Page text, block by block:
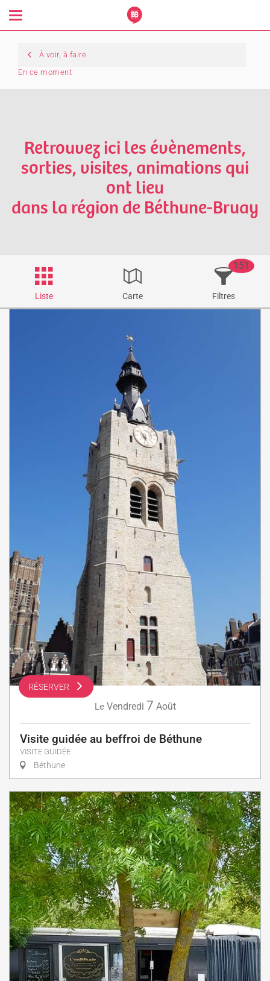
Toggle
À voir, à faire
En ce moment
Retrouvez ici les évènements,
sorties, visites, animations qui
ont lieu
dans la région de Béthune-Bruay
Liste Carte Filtres
151
RÉSERVER
Le Vendredi 7 Août
Visite guidée au beffroi de Béthune
VISITE GUIDÉE
Béthune